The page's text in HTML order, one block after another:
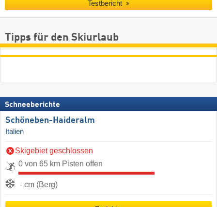
Testbericht
Tipps für den Skiurlaub
Schneeberichte
Schöneben-Haideralm
Italien
Skigebiet geschlossen
0 von 65 km Pisten offen
- cm (Berg)